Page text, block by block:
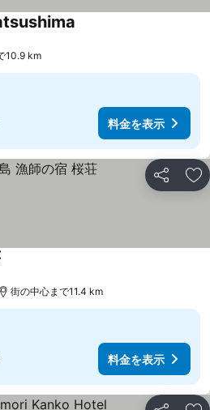
10.9 km
料金を表示
シェア お
街の中心まで11.4 km
料金を表示